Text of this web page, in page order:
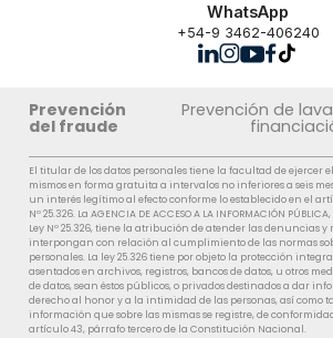
WhatsApp
+54-9 3462-406240
Prevención
del fraude
Prevención de
El titular de los datos personales tiene la facultad de ejercer
mismos en forma gratuita a intervalos no inferiores a seis
un interés legítimo al efecto conforme lo establecido en el
Nº 25.326. La AGENCIA DE ACCESO A LA INFORMACIÓN
Ley Nº 25.326, tiene la atribución de atender las denuncias y
interpongan con relación al cumplimiento de las normas
personales. La ley 25.326 tiene por objeto la protección
asentados en archivos, registros, bancos de datos, u otros
de datos, sean éstos públicos, o privados destinados a dar
derecho al honor y a la intimidad de las personas, así como
información que sobre las mismas se registre, de
artículo 43, párrafo tercero de la Constitución Nacional.